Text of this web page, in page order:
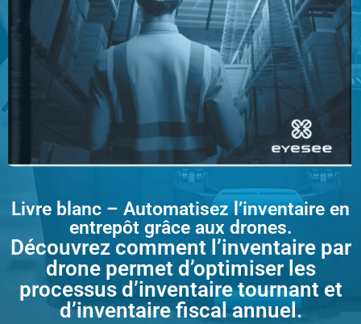
Livre blanc – Automatisez l’inventaire en
entrepôt grâce aux drones.
Découvrez comment l’inventaire par
drone permet d’optimiser les
processus d’inventaire tournant et
d’inventaire fiscal annuel.